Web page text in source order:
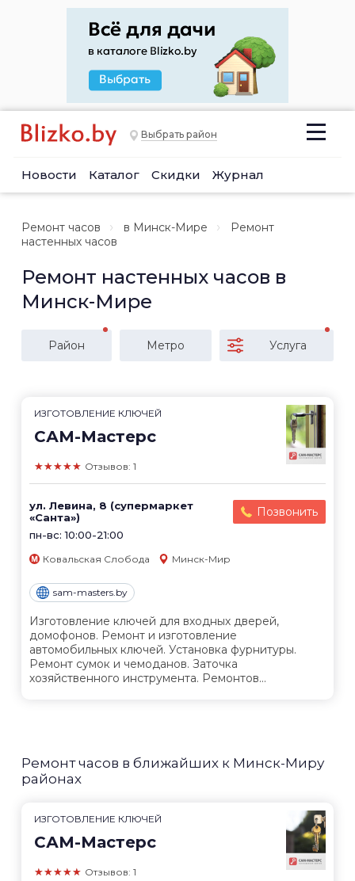
Выбрать район
Новости Каталог Скидки Журнал
Ремонт часов в Минск-Мире
Ремонт
настенных часов
Ремонт настенных часов в
Минск-Мире
Район Метро Услуга
ИЗГОТОВЛЕНИЕ КЛЮЧЕЙ
САМ-Мастерс
★★★★★ Отзывов: 1
ул. Левина, 8 (супермаркет
«Санта»)
пн-вс: 10:00-21:00
Позвонить
Ковальская Слобода Минск-Мир
sam-masters.by
Изготовление ключей для входных дверей,
домофонов. Ремонт и изготовление
автомобильных ключей. Установка фурнитуры.
Ремонт сумок и чемоданов. Заточка
хозяйственного инструмента. Ремонтов...
Ремонт часов в ближайших к Минск-Миру
районах
ИЗГОТОВЛЕНИЕ КЛЮЧЕЙ
САМ-Мастерс
★★★★★ Отзывов: 1